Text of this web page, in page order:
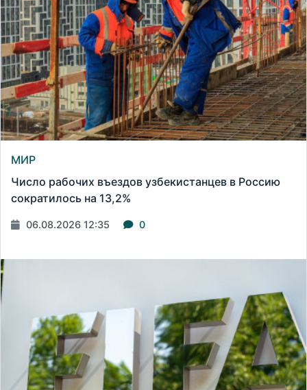
МИР
Число рабочих въездов узбекистанцев в Россию
сократилось на 13,2%
06.08.2026 12:35 0